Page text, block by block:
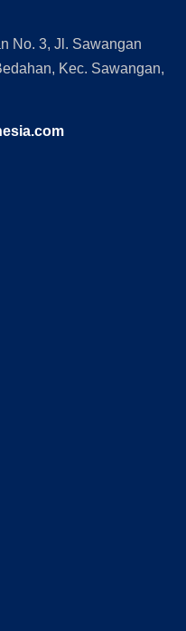
No. 3, Jl. Sawangan
Kec. Sawangan,